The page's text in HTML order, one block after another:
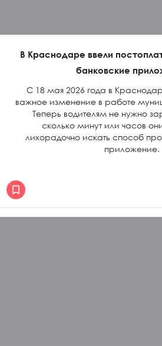
В Краснодаре ввели
банковские
С 18 мая 2026 года в
важное изменение в работе
Теперь водителям не нужно
сколько минут или часов
лихорадочно искать способ
приложение.